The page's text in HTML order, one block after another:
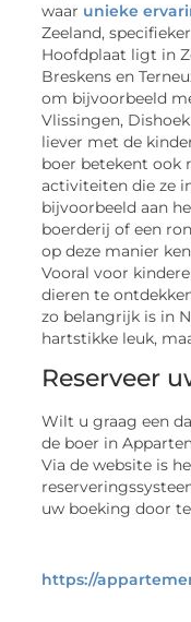
waar unieke
Zeeland,
Hoofdplaat ligt in
Breskens en
om bijvoorbeeld
Vlissingen,
liever met de
boer betekent ook
activiteiten die ze
bijvoorbeeld aan
boerderij of een
op deze manier
Vooral voor
dieren te
zo belangrijk is in
hartstikke leuk,
Reserveer
Wilt u graag een
de boer in
Via de website is
uw boeking door
https://